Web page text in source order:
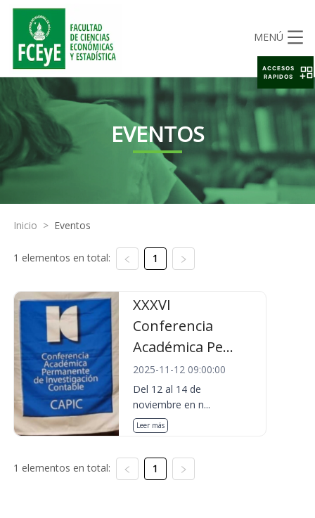
MENÚ
EVENTOS
Inicio > Eventos
1 elementos en total: 1
XXXVI
Conferencia
Académica Pe...
2025-11-12 09:00:00
Del 12 al 14 de
noviembre en n...
Leer más
1 elementos en total: 1
ACCESOS
RAPIDOS